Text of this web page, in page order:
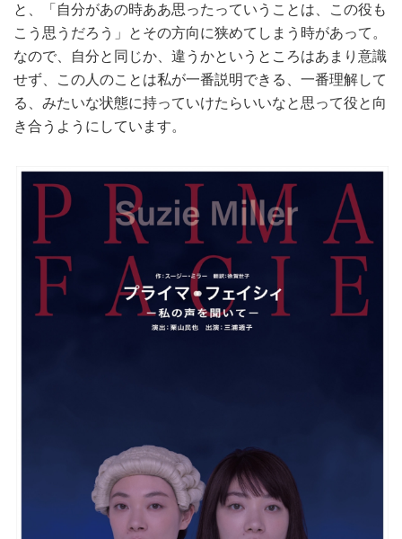
と、「自分があの時ああ思ったっていうことは、この役も
こう思うだろう」とその方向に狭めてしまう時があって。
なので、自分と同じか、違うかというところはあまり意識
せず、この人のことは私が一番説明できる、一番理解して
る、みたいな状態に持っていけたらいいなと思って役と向
き合うようにしています。